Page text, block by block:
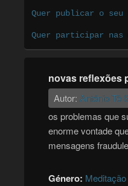
Quer publicar o seu
Quer participar nas
novas reflexões
Autor: António Tê
os problemas que
enorme vontade
mensagens
Género: Meditação